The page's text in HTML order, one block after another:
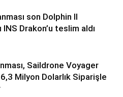
son Dolphin II
INS Drakon’u teslim aldı
Saildrone Voyager
Milyon Dolarlık Siparişle